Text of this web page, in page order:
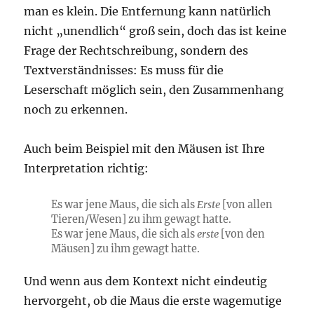
man es klein. Die Entfernung kann natürlich
nicht „unendlich“ groß sein, doch das ist keine
Frage der Rechtschreibung, sondern des
Textverständnisses: Es muss für die
Leserschaft möglich sein, den Zusammenhang
noch zu erkennen.
Auch beim Beispiel mit den Mäusen ist Ihre
Interpretation richtig:
Es war jene Maus, die sich alsErste[von allen
Tieren/Wesen] zu ihm gewagt hatte.
Es war jene Maus, die sich alserste[von den
Mäusen] zu ihm gewagt hatte.
Und wenn aus dem Kontext nicht eindeutig
hervorgeht, ob die Maus die erste wagemutige